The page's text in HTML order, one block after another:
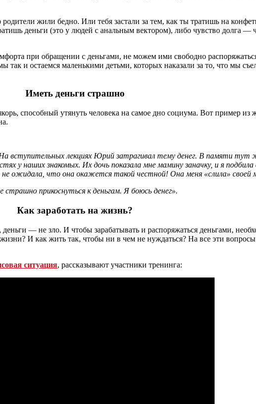
жили бедно. Или тебя застали за тем, как ты тратишь на
деньги (это у людей с анальным вектором), либо чувство долга —
при обращении с деньгами, не можем ими свободно
и остаемся маленькими детьми, которых наказали за то, что мы
Иметь деньги страшно
способный утянуть человека на самое дно социума. Вот пример из
вступительных лекциях Юрий затрагивал тему денег. В памяти тут
у наших знакомых. Их дочь показала мне мамину заначку, и я
ожидала, что она окажется такой честной! Она меня «слила»
прикоснуться к деньгам. Я боюсь денег».
Как заработать на жизнь?
— не зло. И чтобы зарабатывать и распоряжаться деньгами,
И как жить так, чтобы ни в чем не нуждаться? На все эти
ситуация, рассказывают участники тренинга: